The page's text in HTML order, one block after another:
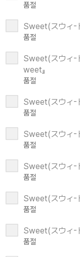
품절
Sweet(スウィ
품절
Sweet(スウィ-
weet』
품절
Sweet(スウィ-
품절
Sweet(スウィ
품절
Sweet(スウィ
품절
Sweet(スウィ
품절
Sweet(スウィ
품절